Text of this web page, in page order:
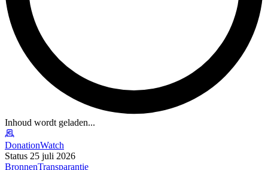
Inhoud wordt geladen...
DonationWatch
Status 25 juli 2026
BronnenTransparantie